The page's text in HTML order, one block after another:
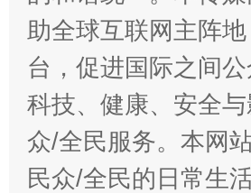
助全球互联网主阵
台，促进国际之间
科技、健康、安全
众/全民服务。本网
民众/全民的日常生